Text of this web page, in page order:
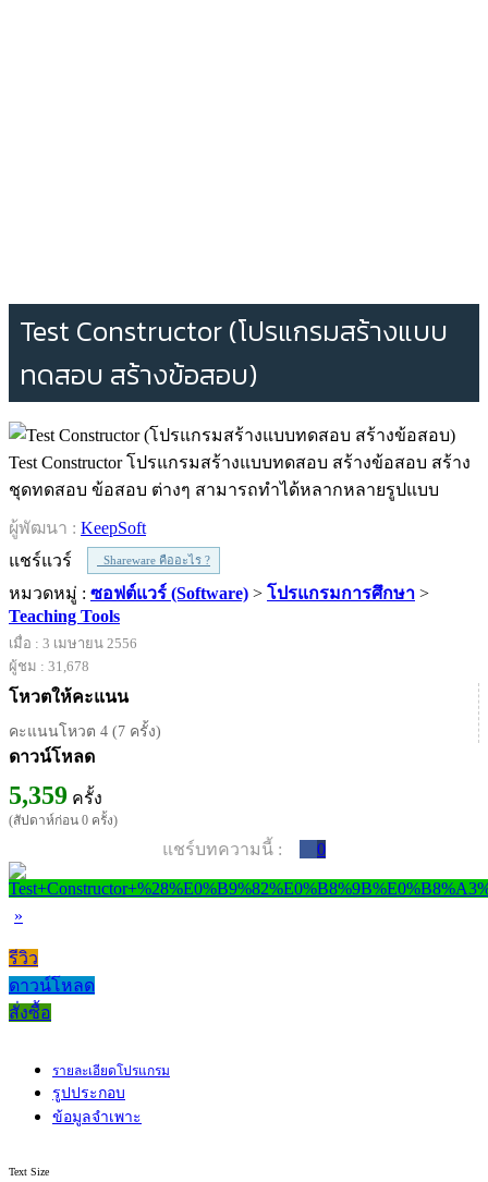
Test Constructor (โปรแกรมสร้างแบบ
ทดสอบ สร้างข้อสอบ)
Test Constructor โปรแกรมสร้างแบบทดสอบ สร้างข้อสอบ สร้าง
ชุดทดสอบ ข้อสอบ ต่างๆ สามารถทำได้หลากหลายรูปแบบ
ผู้พัฒนา : KeepSoft
แชร์แวร์
Shareware คืออะไร ?
หมวดหมู่ : ซอฟต์แวร์ (Software) > โปรแกรมการศึกษา >
Teaching Tools
เมื่อ : 3 เมษายน 2556
ผู้ชม : 31,678
โหวตให้คะแนน
คะแนนโหวต 4 (7 ครั้ง)
ดาวน์โหลด
5,359 ครั้ง
(สัปดาห์ก่อน 0 ครั้ง)
แชร์บทความนี้ : 0
»
รีวิว
ดาวน์โหลด
สั่งซื้อ
รายละเอียดโปรแกรม
รูปประกอบ
ข้อมูลจำเพาะ
Text Size